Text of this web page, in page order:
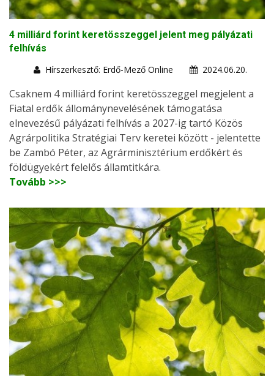
4 milliárd forint keretösszeggel jelent meg pályázati
felhívás
Hírszerkesztő: Erdő-Mező Online
2024.06.20.
Csaknem 4 milliárd forint keretösszeggel megjelent a
Fiatal erdők állománynevelésének támogatása
elnevezésű pályázati felhívás a 2027-ig tartó Közös
Agrárpolitika Stratégiai Terv keretei között - jelentette
be Zambó Péter, az Agrárminisztérium erdőkért és
földügyekért felelős államtitkára.
Tovább >>>